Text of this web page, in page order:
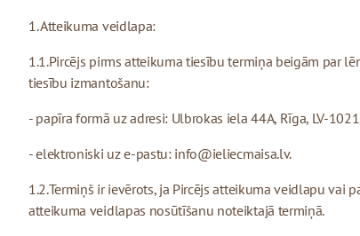
1. Atteikuma veidlapa:
1.1.Pircējs pirms atteikuma tiesību termiņa beigām par
tiesību izmantošanu:
- papīra formā uz adresi: Ulbrokas iela 44A, Rīga, LV-
- elektroniski uz e-pastu: info@ieliecmaisa.lv.
1.2.Termiņš ir ievērots, ja Pircējs atteikuma veidlapu
atteikuma veidlapas nosūtīšanu noteiktajā termiņā.